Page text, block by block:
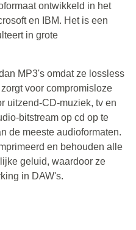
ontwikkeld in het
en IBM. Het is een
in grote
MP3's omdat ze lossless
voor compromisloze
uitzend-CD-muziek, tv en
bitstream op cd op te
de meeste audioformaten.
en behouden alle
geluid, waardoor ze
in DAW's.